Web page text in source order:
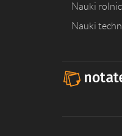
Nauki
Nauki